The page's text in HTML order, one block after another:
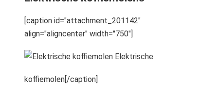
[caption id="attachment_201142"
align="aligncenter" width="750"]
Elektrische
koffiemolen[/caption]